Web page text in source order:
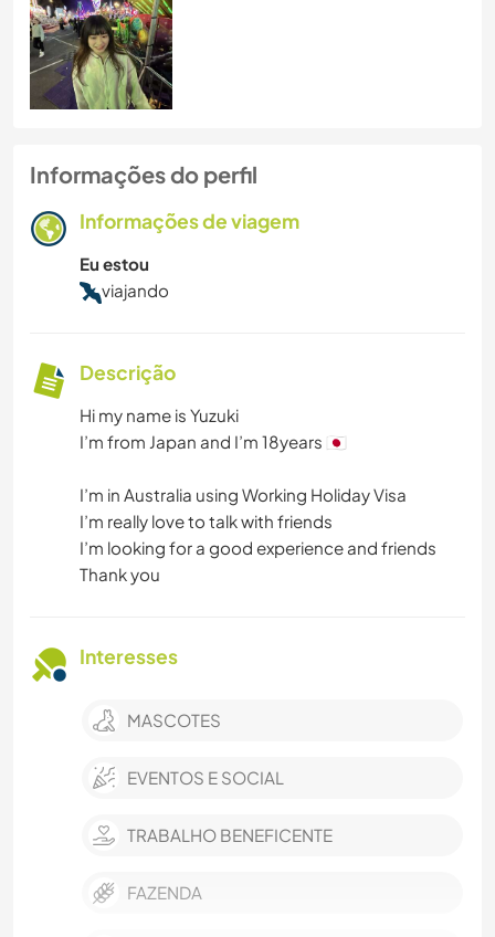
Informações do perfil
Informações de viagem
Eu estou
viajando
Descrição
Hi my name is Yuzuki
I’m from Japan and I’m 18years 🇯🇵
I’m in Australia using Working Holiday Visa
I’m really love to talk with friends
I’m looking for a good experience and friends
Thank you
Interesses
MASCOTES
EVENTOS E SOCIAL
TRABALHO BENEFICENTE
FAZENDA